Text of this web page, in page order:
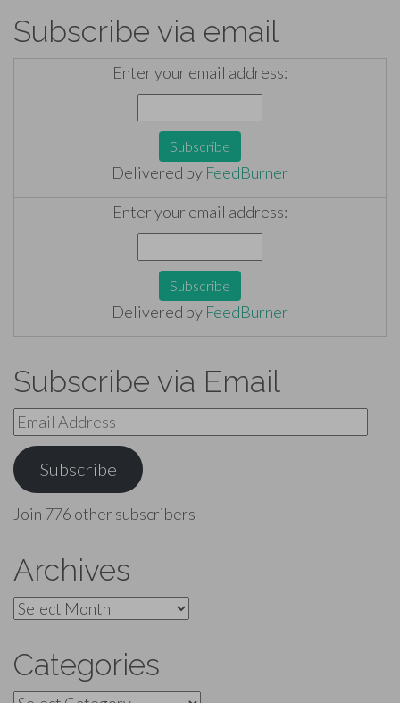
Subscribe via email
Enter your email address:
Delivered by FeedBurner
Enter your email address:
Delivered by FeedBurner
Subscribe via Email
Email
Address
Subscribe
Join 776 other subscribers
Archives
Archives
Categories